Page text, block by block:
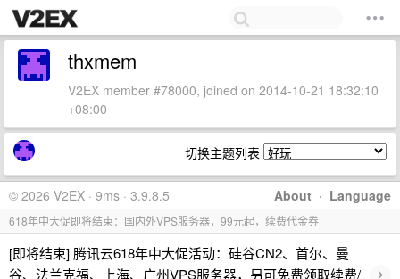
thxmem
V2EX member #78000, joined on 2014-10-21 18:32:10
+08:00
切换主题列表
About · Language
© 2026 V2EX · 9ms · 3.9.8.5
618年中大促即将结束：国内外VPS服务器，99元起，续费代金券
[即将结束] 腾讯云618年中大促活动：硅谷CN2、首尔、曼
谷、法兰克福、上海、广州VPS服务器，另可免费领取续费/
›